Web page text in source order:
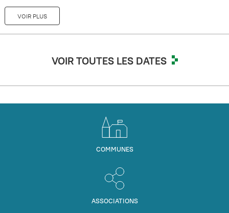
VOIR PLUS
VOIR TOUTES LES DATES
COMMUNES
ASSOCIATIONS